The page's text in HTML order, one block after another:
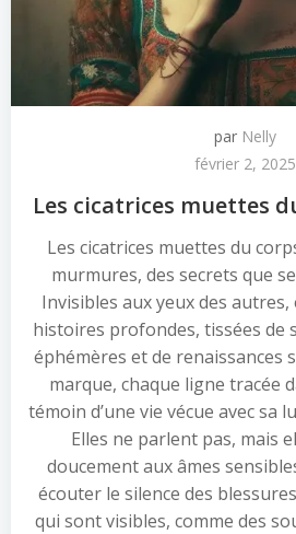
par Nelly
février 2, 2025
Les cicatrices muettes
Les cicatrices muettes du
murmures, des secrets que
Invisibles aux yeux des
histoires profondes, tissées de
éphémères et de renaissances
marque, chaque ligne tracée
témoin d’une vie vécue avec sa
Elles ne parlent pas, mais
doucement aux âmes
écouter le silence des
qui sont visibles, comme des